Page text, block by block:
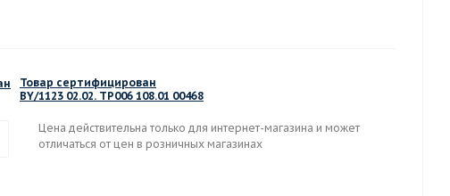
Товар сертифицирован
BY/1123 02.02. TP006 108.01 00468
Цена действительна только для интернет-магазина и может
отличаться от цен в розничных магазинах